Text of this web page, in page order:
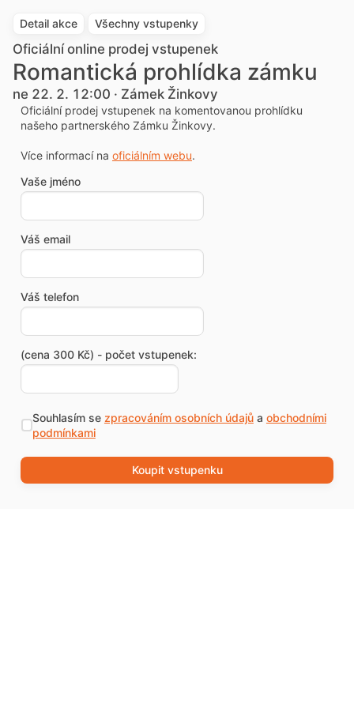
Detail akce Všechny vstupenky
Oficiální online prodej vstupenek
Romantická prohlídka zámku
ne 22. 2. 12:00 · Zámek Žinkovy
Oficiální prodej vstupenek na komentovanou prohlídku
našeho partnerského Zámku Žinkovy.
Více informací na oficiálním webu.
Vaše jméno
Váš email
Váš telefon
(cena 300 Kč) - počet vstupenek:
Souhlasím se zpracováním osobních údajůa obchodními
podmínkami
Koupit vstupenku